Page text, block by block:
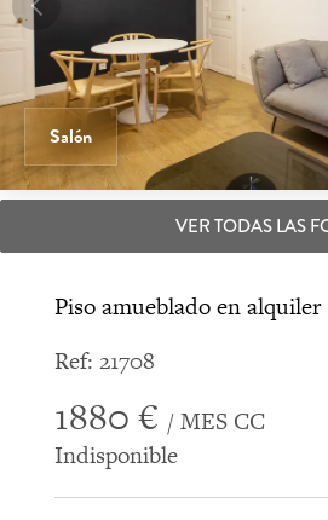
Salón
VER TODAS LAS
Piso amueblado en alquiler
Ref: 21708
1880 € / MES CC
Indisponible